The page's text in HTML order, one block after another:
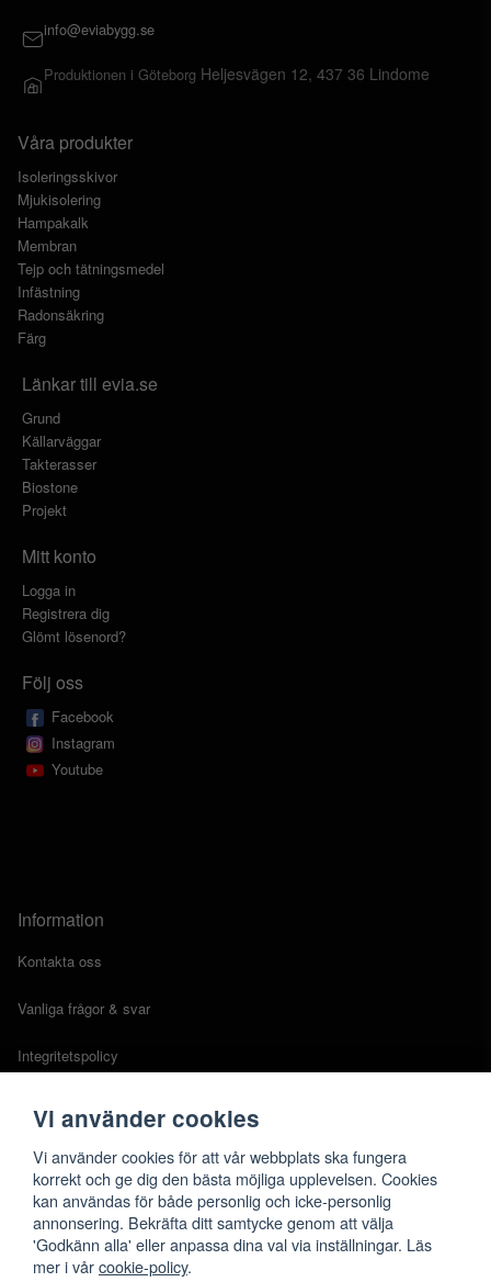
info@eviabygg.se
Produktionen i Göteborg Heljesvägen 12, 437 36 Lindome
Våra produkter
Isoleringsskivor
Mjukisolering
Hampakalk
Membran
Tejp och tätningsmedel
Infästning
Radonsäkring
Färg
Länkar till evia.se
Grund
Källarväggar
Takterasser
Biostone
Projekt
Mitt konto
Logga in
Registrera dig
Glömt lösenord?
Följ oss
Facebook
Instagram
Youtube
Information
Kontakta oss
Vanliga frågor & svar
Integritetspolicy
Köpvillkor
Evia © 2026 alla rättigheter reserverade
Vi använder cookies
Vi använder cookies för att vår webbplats ska fungera
korrekt och ge dig den bästa möjliga upplevelsen. Cookies
kan användas för både personlig och icke-personlig
annonsering. Bekräfta ditt samtycke genom att välja
'Godkänn alla' eller anpassa dina val via inställningar. Läs
mer i vårcookie-policy.